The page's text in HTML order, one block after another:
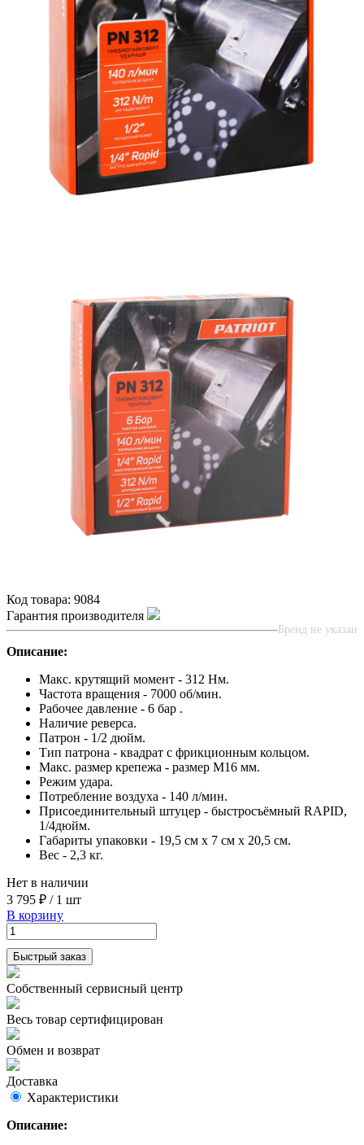
Код товара: 9084
Гарантия производителя
Бренд не указан
Описание:
Макс. крутящий момент - 312 Нм.
Частота вращения - 7000 об/мин.
Рабочее давление - 6 бар .
Наличие реверса.
Патрон - 1/2 дюйм.
Тип патрона - квадрат с фрикционным кольцом.
Макс. размер крепежа - размер М16 мм.
Режим удара.
Потребление воздуха - 140 л/мин.
Присоединительный штуцер - быстросъёмный RAPID,
1/4дюйм.
Габариты упаковки - 19,5 см х 7 см х 20,5 см.
Вес - 2,3 кг.
Нет в наличии
3 795 ₽ / 1 шт
В корзину
Быстрый заказ
Собственный сервисный центр
Весь товар сертифицирован
Обмен и возврат
Доставка
Характеристики
Описание: